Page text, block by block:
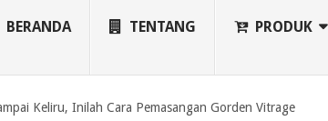
BERANDA TENTANG PRODUK
Keliru, Inilah Cara Pemasangan Gorden Vitrage